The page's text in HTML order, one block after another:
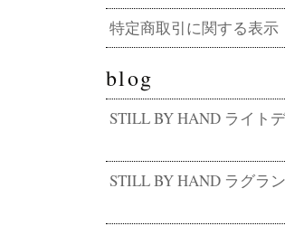
特定商取引に関する表示
blog